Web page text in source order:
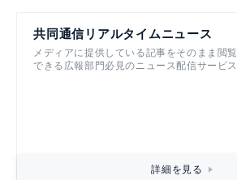
共同通信リアルタイムニュース
メディアに提供している記事をそのまま閲覧
できる広報部門必見のニュース配信サービス
詳細を見る